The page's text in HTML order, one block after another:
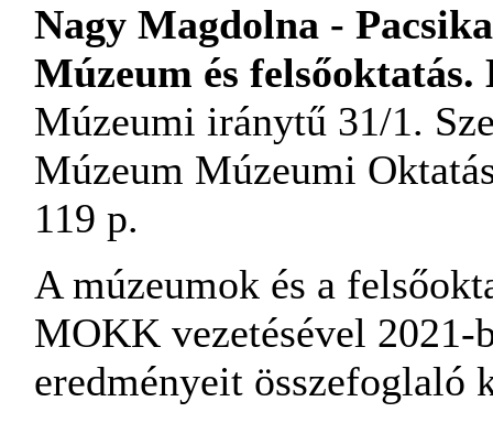
Nagy Magdolna -
Múzeum és
Múzeumi iránytű 31/1.
Múzeum Múzeumi
119 p.
A múzeumok és a
MOKK vezetésével 2021-
eredményeit összefoglaló